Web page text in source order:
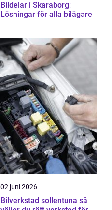
Bildelar i Skaraborg:
Lösningar för alla bilägare
02 juni 2026
Bilverkstad sollentuna så